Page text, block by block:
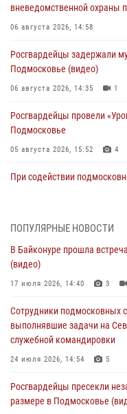
вневедомственной охраны
06 августа 2026, 14:58
Росгвардейцы задержали
Подмосковье (видео)
06 августа 2026, 14:35 1
Росгвардейцы провели
Подмосковье
05 августа 2026, 15:52 4
При содействии
05 августа 2026, 15:48 1
Сотрудники
отработали навыки огневой
04 августа 2026, 12:21
За прошедший месяц
сигналам «Тревога» с
04 августа 2026, 12:15
(видео)
03 августа 2026, 15:32 1
ПОПУЛЯРНЫЕ НОВОСТИ
В Байконуре прошла
(видео)
17 июля 2026, 14:40 3
Сотрудники подмосковных
выполнявшие задачи на
служебной командировки
24 июля 2026, 14:54 5
Росгвардейцы пресекли
размере в Подмосковье